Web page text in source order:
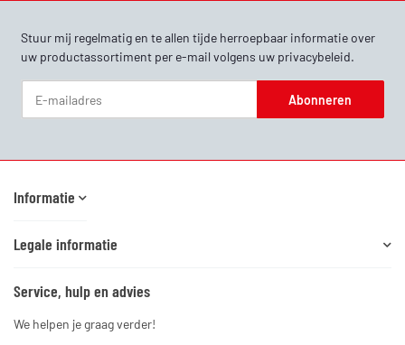
Stuur mij regelmatig en te allen tijde herroepbaar informatie over
uw productassortiment per e-mail volgens uw privacybeleid.
Abonneren
Informatie
Legale informatie
Service, hulp en advies
We helpen je graag verder!